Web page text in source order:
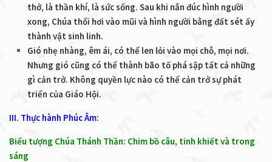
thở, là thần khí, là sức sống. Sau khi nắn đúc hình người
xong, Chúa thổi hơi vào mũi và hình người bằng đất sét ấy
thành vật sinh linh.
Gió nhẹ nhàng, êm ái, có thể len lỏi vào mọi chỗ, mọi nơi.
Nhưng gió cũng có thể thành bão tố phá sập tất cả những
gì cản trở. Không quyền lực nào có thể cản trở sự phát
triển của Giáo Hội.
III. Thực hành Phúc Âm:
Biểu tượng Chúa Thánh Thần: Chim bồ câu, tinh khiết và trong
sáng